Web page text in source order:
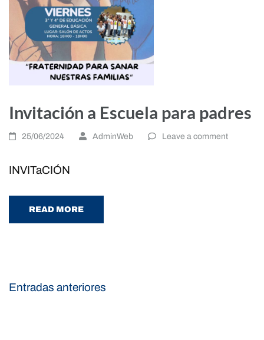
Invitación a Escuela para padres
25/06/2024 AdminWeb Leave a comment
INVITaCIÓN
READ MORE
Navegación
Entradas anteriores